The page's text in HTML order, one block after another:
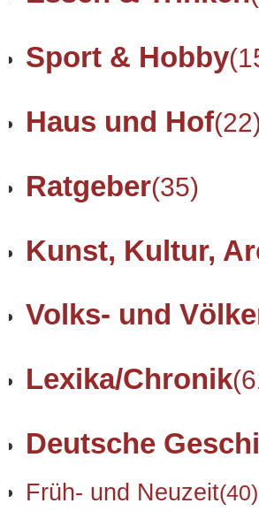
Sport & Hobby
Haus und Hof(22)
Ratgeber(35)
Kunst, Kultur,
Volks- und
Lexika/Chronik
Deutsche
Früh- und Neuzeit(40)